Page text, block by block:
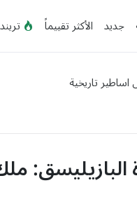
جديد الأكثر تقييماً
تاريخية